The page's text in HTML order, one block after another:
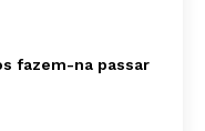
fazem-na passar